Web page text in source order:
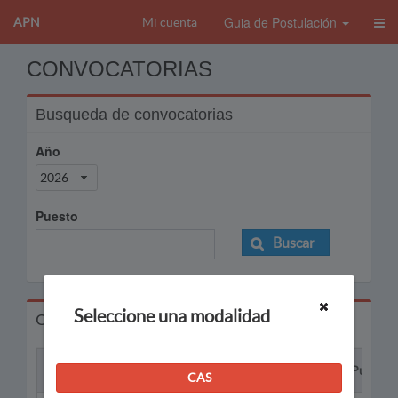
APN Mi cuenta Guia de Postulación
CONVOCATORIAS
Busqueda de convocatorias
Año
2026
Puesto
Buscar
Convocatorias
Puesto
Seleccione una modalidad
CAS